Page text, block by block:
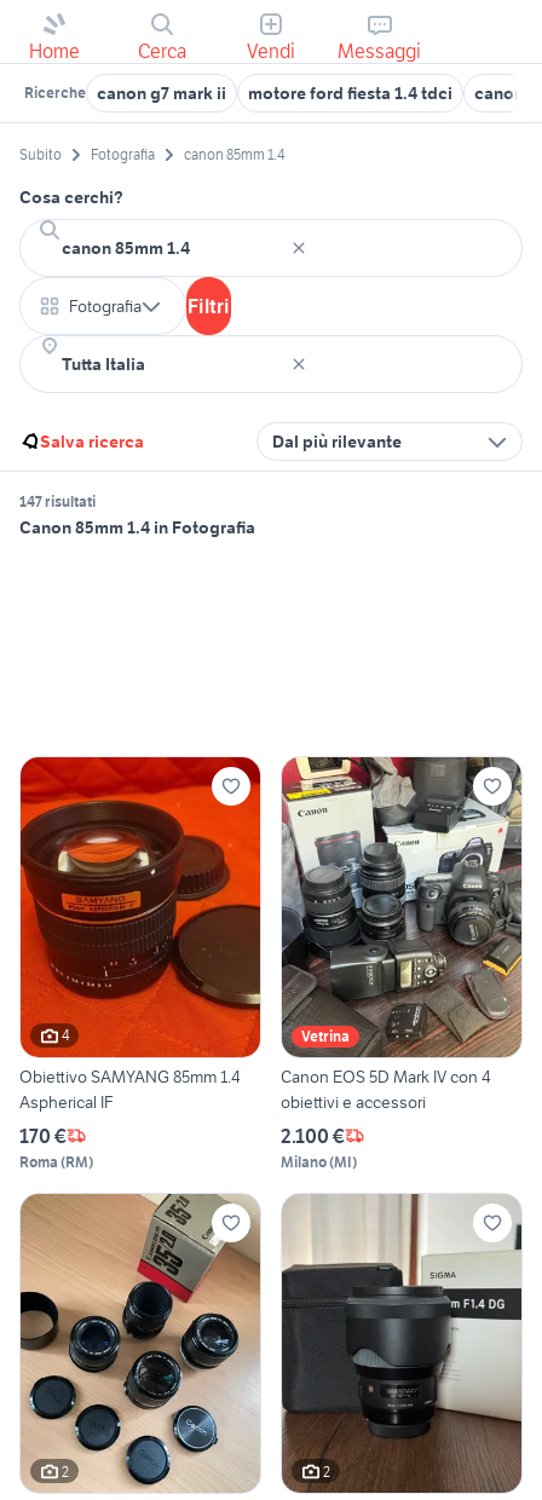
Home Cerca Vendi Messaggi
Ricerche canon g7 mark ii motore ford fiesta 1.4 tdci canon
Subito Fotografia canon 85mm 1.4
Cosa cerchi?
Fotografia Filtri
Salva ricerca Dal più rilevante
147 risultati
Canon 85mm 1.4 in Fotografia
4
Obiettivo SAMYANG 85mm 1.4
Aspherical IF
170 €
Roma (RM)
Vetrina
Canon EOS 5D Mark IV con 4
obiettivi e accessori
2.100 €
Milano(MI)
2 2